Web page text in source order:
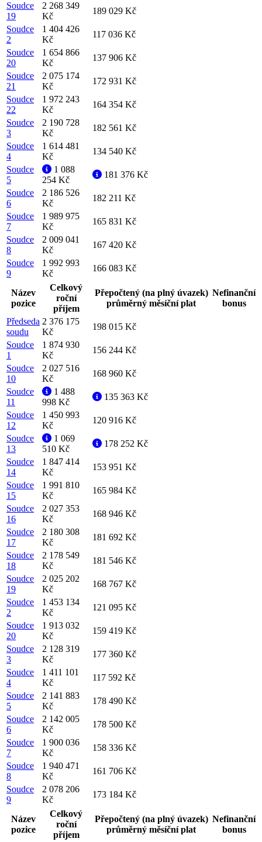
Soudce
19
2 268 349
Kč
189 029 Kč
Soudce
2
1 404 426
Kč
117 036 Kč
Soudce
20
1 654 866
Kč
137 906 Kč
Soudce
21
2 075 174
Kč
172 931 Kč
Soudce
22
1 972 243
Kč
164 354 Kč
Soudce
3
2 190 728
Kč
182 561 Kč
Soudce
4
1 614 481
Kč
134 540 Kč
Soudce
5
1 088
254 Kč
181 376 Kč
Soudce
6
2 186 526
Kč
182 211 Kč
Soudce
7
1 989 975
Kč
165 831 Kč
Soudce
8
2 009 041
Kč
167 420 Kč
Soudce
9
1 992 993
Kč
166 083 Kč
Název
pozice
Celkový
roční
příjem
Přepočtený (na plný úvazek)
průměrný měsíční plat
Nefinanční
bonus
Předseda
soudu
2 376 175
Kč
198 015 Kč
Soudce
1
1 874 930
Kč
156 244 Kč
Soudce
10
2 027 516
Kč
168 960 Kč
Soudce
11
1 488
998 Kč
135 363 Kč
Soudce
12
1 450 993
Kč
120 916 Kč
Soudce
13
1 069
510 Kč
178 252 Kč
Soudce
14
1 847 414
Kč
153 951 Kč
Soudce
15
1 991 810
Kč
165 984 Kč
Soudce
16
2 027 353
Kč
168 946 Kč
Soudce
17
2 180 308
Kč
181 692 Kč
Soudce
18
2 178 549
Kč
181 546 Kč
Soudce
19
2 025 202
Kč
168 767 Kč
Soudce
2
1 453 134
Kč
121 095 Kč
Soudce
20
1 913 032
Kč
159 419 Kč
Soudce
3
2 128 319
Kč
177 360 Kč
Soudce
4
1 411 101
Kč
117 592 Kč
Soudce
5
2 141 883
Kč
178 490 Kč
Soudce
6
2 142 005
Kč
178 500 Kč
Soudce
7
1 900 036
Kč
158 336 Kč
Soudce
8
1 940 471
Kč
161 706 Kč
Soudce
9
2 078 206
Kč
173 184 Kč
Název
pozice
Celkový
roční
příjem
Přepočtený (na plný úvazek)
průměrný měsíční plat
Nefinanční
bonus